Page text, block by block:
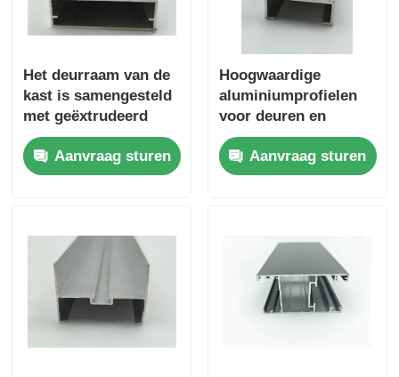
Het deurraam van de
kast is samengesteld
met geëxtrudeerd
aluminium voor het
deurraam van de
kast.
Aanvraag sturen
Hoogwaardige
aluminiumprofielen
voor deuren en
ramen, aangepaste
Chinese
aluminiumprofielen,
voor deuren
Aanvraag sturen